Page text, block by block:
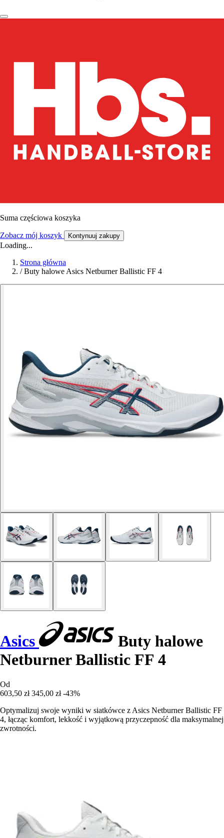
Suma częściowa koszyka
Zobacz mój koszyk Kontynuuj zakupy
Loading...
Strona główna
/ Buty halowe Asics Netburner Ballistic FF 4
Asics
Buty halowe
Netburner Ballistic FF 4
Od
603,50 zł 345,00 zł -43%
Optymalizuj swoje wyniki w siatkówce z Asics Netburner Ballistic FF
4, łącząc komfort, lekkość i wyjątkową przyczepność dla maksymalnej
zwrotności.